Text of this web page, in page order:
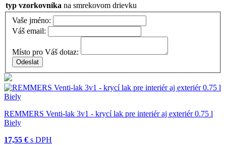
typ vzorkovníka na smrekovom drievku
Vaše jméno:
Váš email:
Místo pro Váš dotaz:
REMMERS Venti-lak 3v1 - krycí lak pre interiér aj exteriér 0.75 l
Biely
17,55 € s DPH